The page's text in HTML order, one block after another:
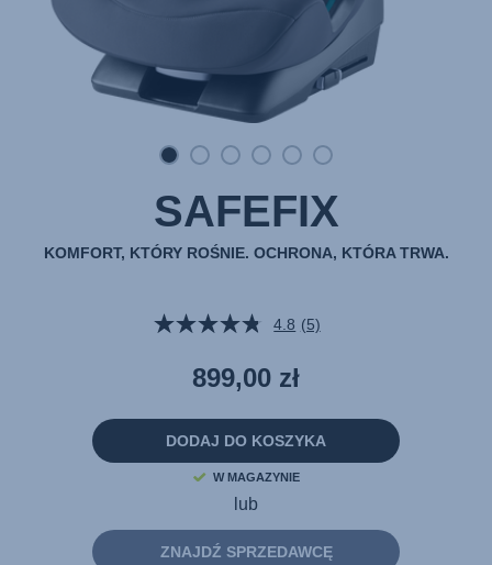
SAFEFIX
KOMFORT, KTÓRY ROŚNIE. OCHRONA, KTÓRA TRWA.
4.8 Czytaj
tej
samej
(5)
899,00 zł
DODAJ DO KOSZYKA
W MAGAZYNIE
lub
ZNAJDŹ SPRZEDAWCĘ